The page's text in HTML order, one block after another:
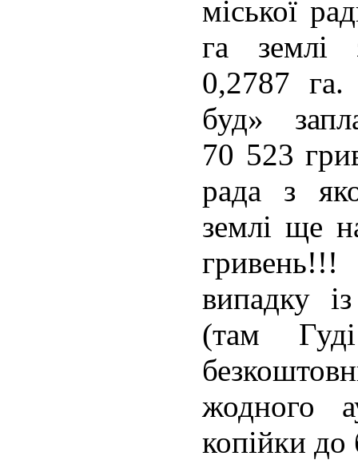
міської
га землі
0,2787
буд»
70 523
рада з
землі ще
випадку
(там
жодного
копійки